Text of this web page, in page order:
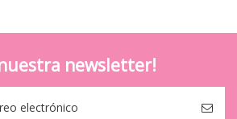
newsletter!